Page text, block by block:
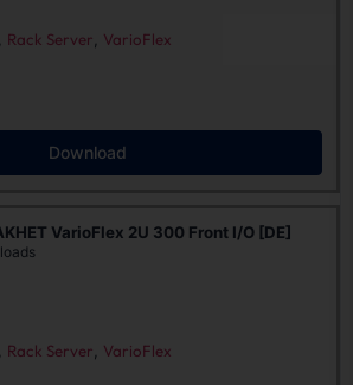
Rack Server VarioFlex
Download
VarioFlex 2U 300 Front I/O [DE]
Rack Server VarioFlex